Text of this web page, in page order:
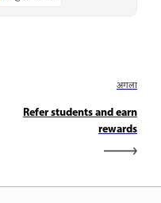
अगला
Refer students and earn
rewards